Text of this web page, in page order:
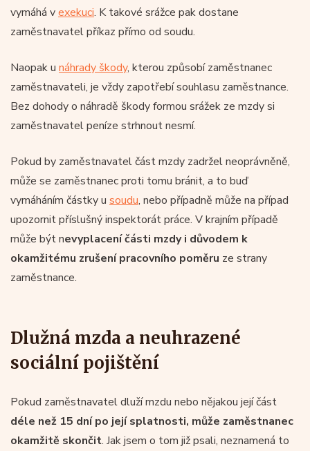
vymáhá vexekuci. K takové srážce pak dostane
zaměstnavatel příkaz přímo od soudu.
Naopak u náhrady škody, kterou způsobí zaměstnanec
zaměstnavateli, je vždy zapotřebí souhlasu zaměstnance.
Bez dohody o náhradě škody formou srážek ze mzdy si
zaměstnavatel peníze strhnout nesmí.
Pokud by zaměstnavatel část mzdy zadržel neoprávněně,
může se zaměstnanec proti tomu bránit, a to buď
vymáháním částky u soudu, nebo případně může na případ
upozornit příslušný inspektorát práce. V krajním případě
může být nevyplacení části mzdy i důvodem k
okamžitému zrušení pracovního poměru ze strany
zaměstnance.
Dlužná mzda a neuhrazené
sociální pojištění
Pokud zaměstnavatel dluží mzdu nebo nějakou její část
déle než 15 dní po její splatnosti, může zaměstnanec
okamžitě skončit. Jak jsem o tom již psali, neznamená to